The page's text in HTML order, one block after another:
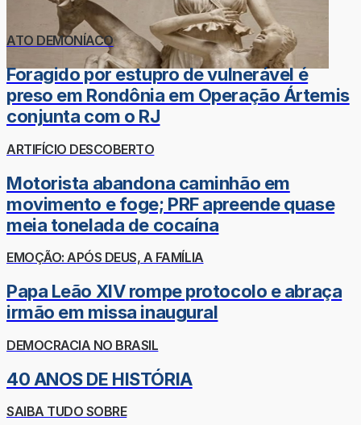
ATO DEMONÍACO
Foragido por estupro de vulnerável é
preso em Rondônia em Operação Ártemis
conjunta com o RJ
ARTIFÍCIO DESCOBERTO
Motorista abandona caminhão em
movimento e foge; PRF apreende quase
meia tonelada de cocaína
EMOÇÃO: APÓS DEUS, A FAMÍLIA
Papa Leão XIV rompe protocolo e abraça
irmão em missa inaugural
DEMOCRACIA NO BRASIL
40 ANOS DE HISTÓRIA
SAIBA TUDO SOBRE